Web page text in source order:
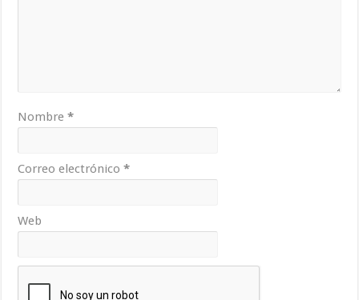
Nombre*
Correo electrónico*
Web